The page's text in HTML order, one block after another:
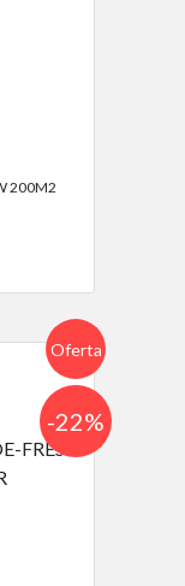
200M2
Oferta
-22%